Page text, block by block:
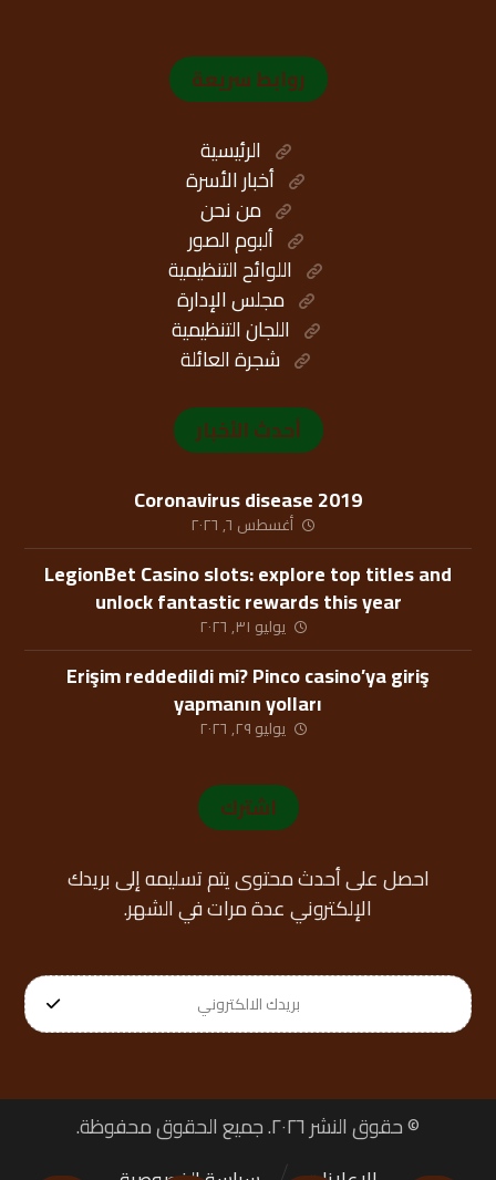
روابط سريعة
الرئيسية
أخبار الأسرة
من نحن
ألبوم الصور
اللوائح التنظيمية
مجلس الإدارة
اللجان التنظيمية
شجرة العائلة
أحدث الأخبار
Coronavirus disease 2019
أغسطس ٦, ٢٠٢٦
LegionBet Casino slots: explore top titles and
unlock fantastic rewards this year
يوليو ٣١, ٢٠٢٦
Erişim reddedildi mi? Pinco casino’ya giriş
yapmanın yolları
يوليو ٢٩, ٢٠٢٦
اشترك
احصل على أحدث محتوى يتم تسليمه إلى بريدك
الإلكتروني عدة مرات في الشهر.
© حقوق النشر ٢٠٢٦. جميع الحقوق محفوظة.